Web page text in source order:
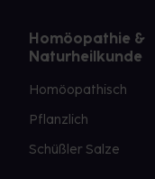
Homöopathie &
Naturheilkunde
Homöopathisch
Pflanzlich
Schüßler Salze